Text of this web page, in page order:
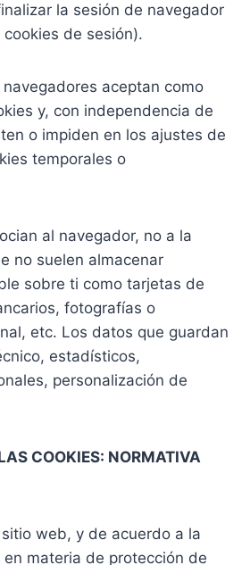
la sesión de navegador
de sesión).
aceptan como
y, con independencia de
o impiden en los ajustes de
temporales o
al navegador, no a la
no suelen almacenar
sobre ti como tarjetas de
fotografías o
etc. Los datos que guardan
estadísticos,
personalización de
COOKIES: NORMATIVA
web, y de acuerdo a la
materia de protección de